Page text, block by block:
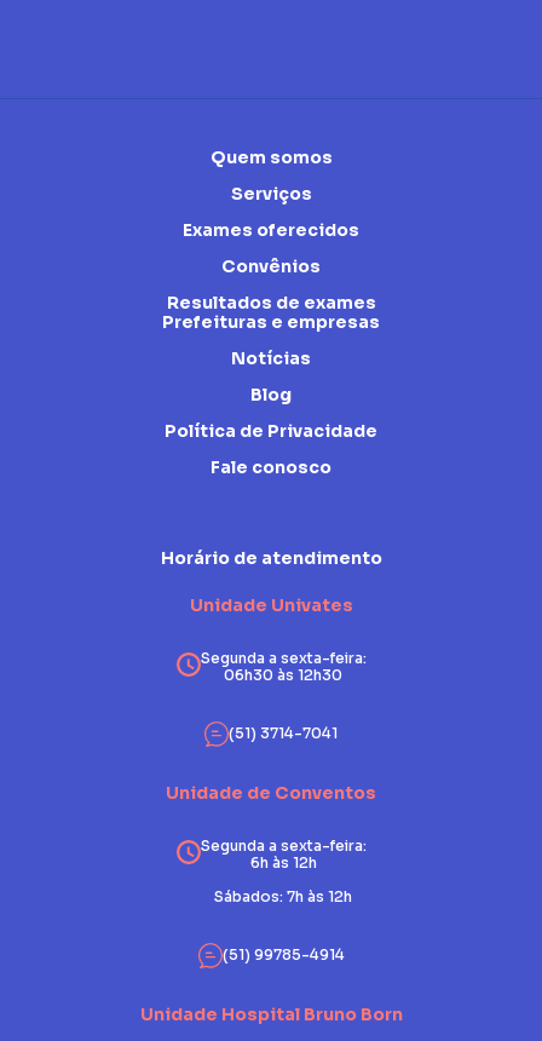
Quem somos
Serviços
Exames oferecidos
Convênios
Resultados de exames
Prefeituras e empresas
Notícias
Blog
Política de Privacidade
Fale conosco
Horário de atendimento
Unidade Univates
Segunda a sexta-feira:
06h30 às 12h30
(51) 3714-7041
Unidade de Conventos
Segunda a sexta-feira:
6h às 12h
Sábados: 7h às 12h
(51) 99785-4914
Unidade Hospital Bruno Born